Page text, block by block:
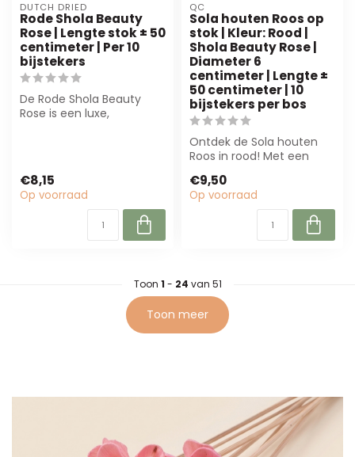
DUTCH DRIED
Rode Shola Beauty
Rose | Lengte stok ± 50
centimeter | Per 10
bijstekers
De Rode Shola Beauty
Rose is een luxe,
€8,15
Op voorraad
QC
Sola houten Roos op
stok | Kleur: Rood |
Shola Beauty Rose |
Diameter 6
centimeter | Lengte ±
50 centimeter | 10
bijstekers per bos
Ontdek de Sola houten
Roos in rood! Met een
een lengte van ...
€9,50
Op voorraad
Toon 1 - 24 van 51
Toon meer